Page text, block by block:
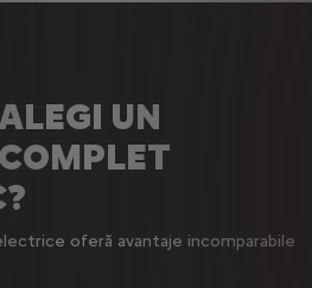
UN
oferă avantaje incomparabile